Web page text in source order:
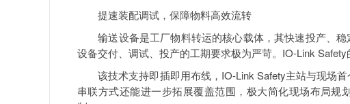
提速装配调试，保障物料高效流转
输送设备是工厂物料转运的核心载体，其快速投产、稳
设备交付、调试、投产的工期要求极为严苛。IO-Link
该技术支持即插即用布线，IO-Link Safety主站与现场首
串联方式还能进一步拓展覆盖范围，极大简化现场布局